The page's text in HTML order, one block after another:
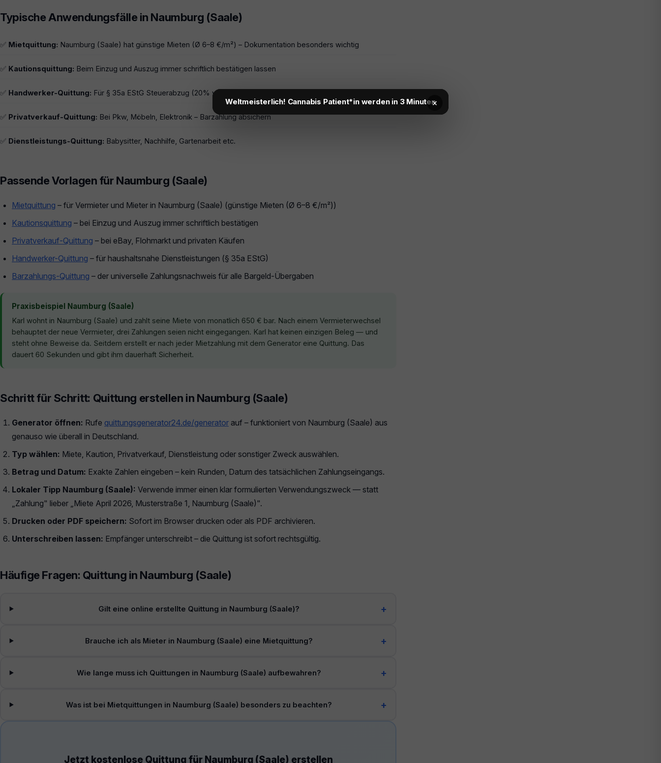
Typische Anwendungsfälle in Naumburg (Saale)
✅ Mietquittung: Naumburg (Saale) hat günstige Mieten (Ø 6–8 €/m²) – Dokumentation besonders wichtig
✅ Kautionsquittung: Beim Einzug und Auszug immer schriftlich bestätigen lassen
✅ Handwerker-Quittung: Für § 35a EStG Steuerabzug (20% von max. 6.000 €/Jahr)
✅ Privatverkauf-Quittung: Bei Pkw, Möbeln, Elektronik – Barzahlung absichern
✅ Dienstleistungs-Quittung: Babysitter, Nachhilfe, Gartenarbeit etc.
Passende Vorlagen für Naumburg (Saale)
Mietquittung – für Vermieter und Mieter in Naumburg (Saale) (günstige Mieten (Ø 6–8 €/m²))
Kautionsquittung – bei Einzug und Auszug immer schriftlich bestätigen
Privatverkauf-Quittung – bei eBay, Flohmarkt und privaten Käufen
Handwerker-Quittung – für haushaltsnahe Dienstleistungen (§ 35a EStG)
Barzahlungs-Quittung – der universelle Zahlungsnachweis für alle Bargeld-Übergaben
Praxisbeispiel Naumburg (Saale)
Karl wohnt in Naumburg (Saale) und zahlt seine Miete von monatlich 650 € bar. Nach einem Vermieterwechsel
behauptet der neue Vermieter, drei Zahlungen seien nicht eingegangen. Karl hat keinen einzigen Beleg — und
steht ohne Beweise da. Seitdem erstellt er nach jeder Mietzahlung mit dem Generator eine Quittung. Das
dauert 60 Sekunden und gibt ihm dauerhaft Sicherheit.
Schritt für Schritt: Quittung erstellen in Naumburg (Saale)
Generator öffnen: Rufe quittungsgenerator24.de/generator auf – funktioniert von Naumburg (Saale) aus
genauso wie überall in Deutschland.
Typ wählen: Miete, Kaution, Privatverkauf, Dienstleistung oder sonstiger Zweck auswählen.
Betrag und Datum: Exakte Zahlen eingeben – kein Runden, Datum des tatsächlichen Zahlungseingangs.
Lokaler Tipp Naumburg (Saale): Verwende immer einen klar formulierten Verwendungszweck — statt
„Zahlung" lieber „Miete April 2026, Musterstraße 1, Naumburg (Saale)".
Drucken oder PDF speichern: Sofort im Browser drucken oder als PDF archivieren.
Unterschreiben lassen: Empfänger unterschreibt – die Quittung ist sofort rechtsgültig.
Häufige Fragen: Quittung in Naumburg (Saale)
Gilt eine online erstellte Quittung in Naumburg (Saale)?
Brauche ich als Mieter in Naumburg (Saale) eine Mietquittung?
Wie lange muss ich Quittungen in Naumburg (Saale) aufbewahren?
Was ist bei Mietquittungen in Naumburg (Saale) besonders zu beachten?
Jetzt kostenlose Quittung für Naumburg (Saale) erstellen
Weltmeisterlich! Cannabis Patient*in werden in 3 Minuten
×